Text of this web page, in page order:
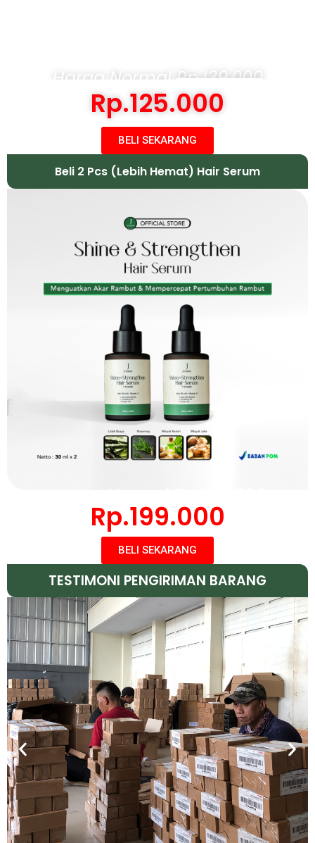
Harga Normal Rp.139.000
Rp.125.000
BELI SEKARANG
Beli 2 Pcs (Lebih Hemat) Hair Serum
Rp.199.000
BELI SEKARANG
TESTIMONI PENGIRIMAN BARANG